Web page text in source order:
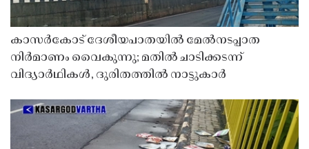
കാസർകോട് ദേശീയപാതയിൽ മേൽനടപ്പാത
നിർമാണം വൈകുന്നു; മതിൽ ചാടിക്കടന്ന്
വിദ്യാർഥികൾ, ദുരിതത്തിൽ നാട്ടുകാർ